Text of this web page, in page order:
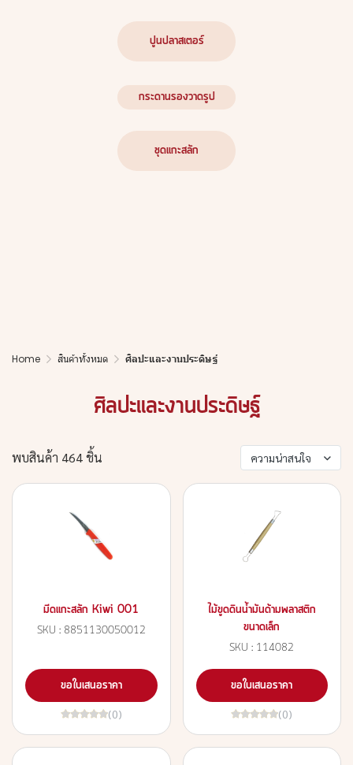
ปูนปลาสเตอร์
กระดานรองวาดรูป
ชุดแกะสลัก
Home สินค้าทั้งหมด ศิลปะและงานประดิษฐ์
ศิลปะและงานประดิษฐ์
พบสินค้า 464 ชิ้น ความน่าสนใจ
มีดแกะสลัก Kiwi 001
SKU : 8851130050012
ขอใบเสนอราคา
(0)
ไม้ขูดดินน้ำมันด้ามพลาสติก
ขนาดเล็ก
SKU : 114082
ขอใบเสนอราคา
(0)